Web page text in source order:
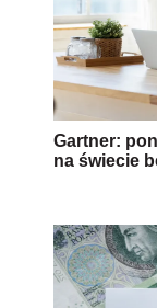
Gartner:
na świecie